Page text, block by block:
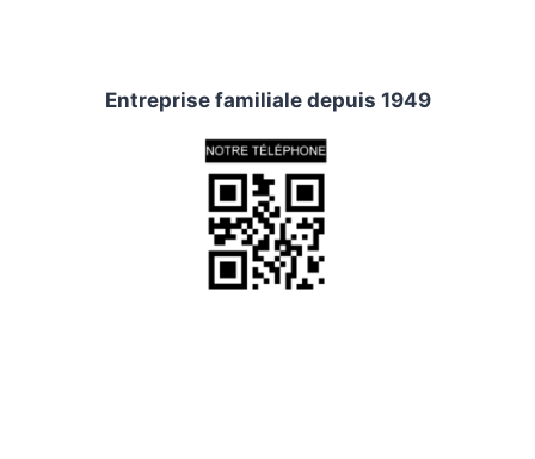
Entreprise familiale depuis 1949